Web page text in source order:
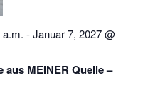
aus MEINER Quelle –
-Januar 7, 2027 @